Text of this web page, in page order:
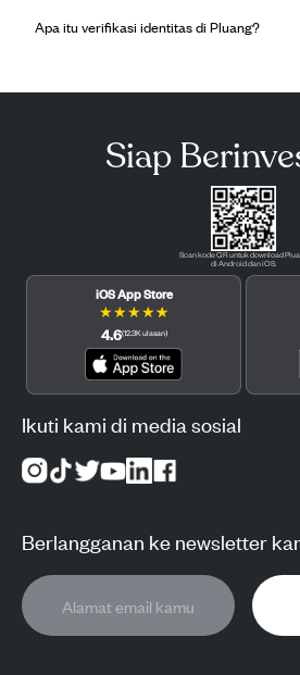
Apa itu verifikasi identitas di Pluang?
Siap
Scan kode QR untuk download
di Android dan iOS.
iOS App Store
★★★★★
4.6(12.3K ulasan)
Ikuti kami di media sosial
Berlangganan ke newsletter